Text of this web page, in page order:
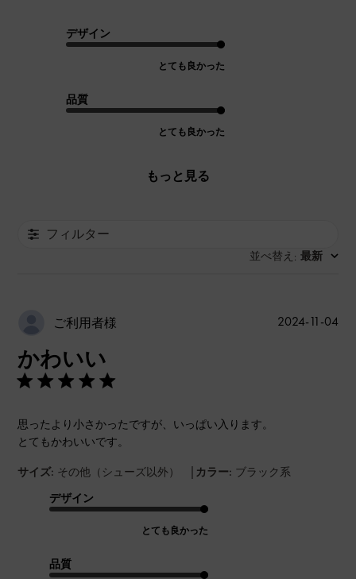
デザイン
とても良かった
品質
とても良かった
もっと見る
フィルター
並べ替え : 最新
ご利用者様
かわいい
思ったより小さかったですが、いっぱい入ります。
とてもかわいいです。
サイズ: その他（シューズ以外） | カラー: ブラック系
デザイン
とても良かった
品質
公
2024-11-04